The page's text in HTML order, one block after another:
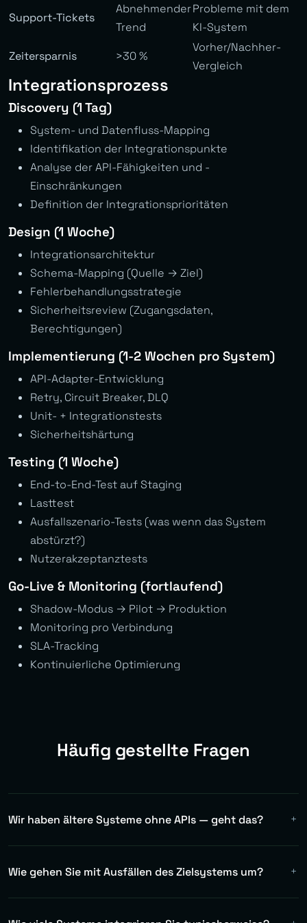
Support-Tickets
Abnehmender
Trend
Probleme mit dem
KI-System
Zeitersparnis
>30 %
Vorher/Nachher-
Vergleich
Integrationsprozess
Discovery (1 Tag)
System- und Datenfluss-Mapping
Identifikation der Integrationspunkte
Analyse der API-Fähigkeiten und -
Einschränkungen
Definition der Integrationsprioritäten
Design (1 Woche)
Integrationsarchitektur
Schema-Mapping (Quelle → Ziel)
Fehlerbehandlungsstrategie
Sicherheitsreview (Zugangsdaten,
Berechtigungen)
Implementierung (1-2 Wochen pro System)
API-Adapter-Entwicklung
Retry, Circuit Breaker, DLQ
Unit- + Integrationstests
Sicherheitshärtung
Testing (1 Woche)
End-to-End-Test auf Staging
Lasttest
Ausfallszenario-Tests (was wenn das System
abstürzt?)
Nutzerakzeptanztests
Go-Live & Monitoring (fortlaufend)
Shadow-Modus → Pilot → Produktion
Monitoring pro Verbindung
SLA-Tracking
Kontinuierliche Optimierung
Häufig gestellte Fragen
Wir haben ältere Systeme ohne APIs — geht das?
Screen Scraping (Playwright), Datenbankconnectoren
Wie gehen Sie mit Ausfällen des Zielsystems um?